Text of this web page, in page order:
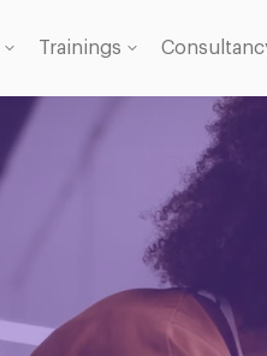
Trainings
Oracle Licence